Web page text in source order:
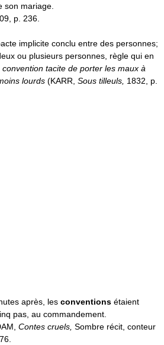
son mariage.
p. 236.
implicite conclu entre des personnes;
ou plusieurs personnes, règle qui en
tacite de porter les maux à
lourds (KARR, Sous tilleuls, 1832, p.
après, les conventions étaient
pas, au commandement.
Contes cruels, Sombre récit, conteur